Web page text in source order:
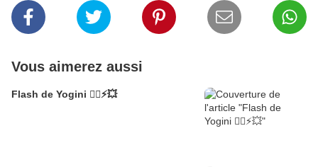
Vous aimerez aussi
Flash de Yogini 🧘‍♀️⚡💥